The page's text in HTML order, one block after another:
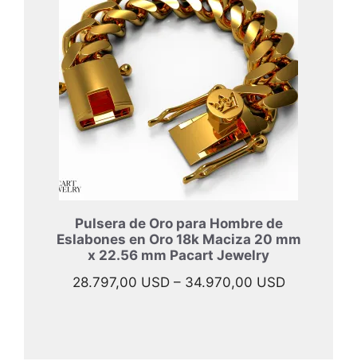
hasta
45.967,00
Pulsera de Oro para Hombre de
Eslabones en Oro 18k Maciza 20 mm
x 22.56 mm Pacart Jewelry
28.797,00 USD – 34.970,00 USDRango